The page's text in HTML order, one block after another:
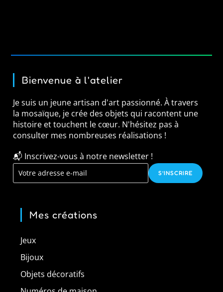
Bienvenue à l'atelier
Je suis un jeune artisan d'art passionné. À travers
la mosaïque, je crée des objets qui racontent une
histoire et touchent le cœur. N'hésitez pas à
consulter mes nombreuses réalisations !
📬 Inscrivez-vous à notre newsletter !
S’INSCRIRE
Mes créations
Jeux
Bijoux
Objets décoratifs